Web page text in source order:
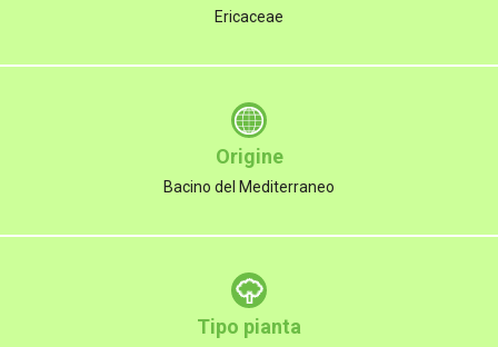
Ericaceae
Origine
Bacino del Mediterraneo
Tipo pianta